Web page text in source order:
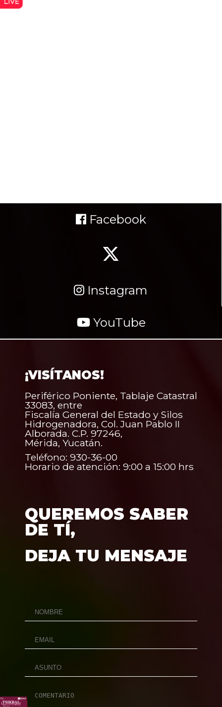
Facebook
Instagram
YouTube
¡VISÍTANOS!
Periférico Poniente, Tablaje Catastral
33083, entre
Fiscalía General del Estado y Silos
Hidrogenadora, Col. Juan Pablo II
Alborada. C.P. 97246,
Mérida, Yucatán.
Teléfono: 930-36-00
Horario de atención: 9:00 a 15:00 hrs
QUEREMOS SABER
DE TÍ,
DEJA TU MENSAJE